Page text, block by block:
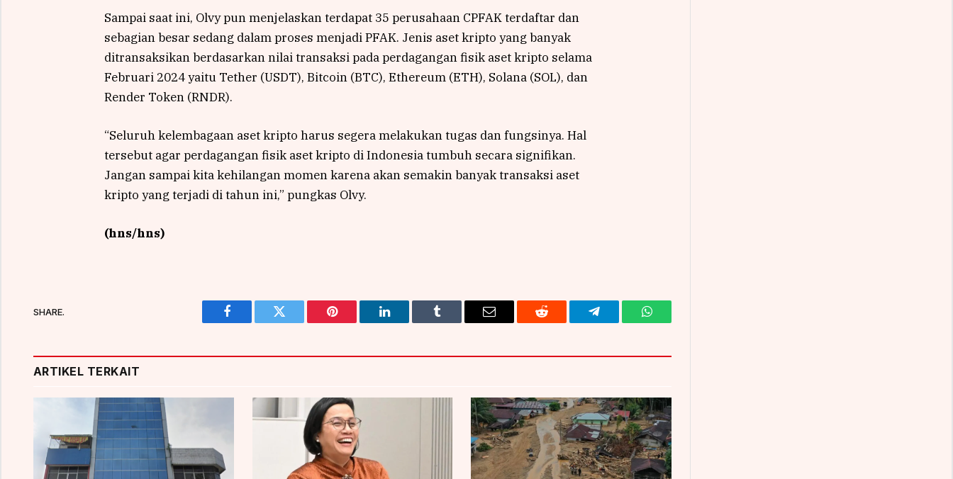
Sampai saat ini, Olvy pun menjelaskan terdapat 35 perusahaan CPFAK terdaftar dan
sebagian besar sedang dalam proses menjadi PFAK. Jenis aset kripto yang banyak
ditransaksikan berdasarkan nilai transaksi pada perdagangan fisik aset kripto selama
Februari 2024 yaitu Tether (USDT), Bitcoin (BTC), Ethereum (ETH), Solana (SOL), dan
Render Token (RNDR).
“Seluruh kelembagaan aset kripto harus segera melakukan tugas dan fungsinya. Hal
tersebut agar perdagangan fisik aset kripto di Indonesia tumbuh secara signifikan.
Jangan sampai kita kehilangan momen karena akan semakin banyak transaksi aset
kripto yang terjadi di tahun ini,” pungkas Olvy.
(hns/hns)
SHARE.
Facebook Twitter Pinterest LinkedIn Tumblr Email Reddit Telegram WhatsApp
ARTIKEL TERKAIT